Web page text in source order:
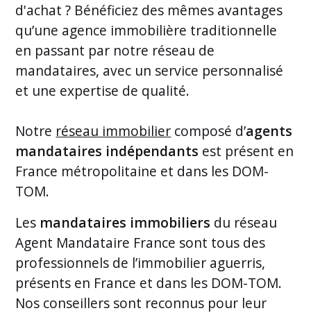
d'achat ? Bénéficiez des mêmes avantages
qu’une agence immobilière traditionnelle
en passant par notre réseau de
mandataires, avec un service personnalisé
et une expertise de qualité.
Notre réseau immobilier composé d’agents
mandataires indépendants est présent en
France métropolitaine et dans les DOM-
TOM.
Les mandataires immobiliers du réseau
Agent Mandataire France sont tous des
professionnels de l’immobilier aguerris,
présents en France et dans les DOM-TOM.
Nos conseillers sont reconnus pour leur